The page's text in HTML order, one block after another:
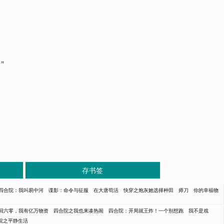
存书签
合院：我叫易中河 谍影：命令与征服 在大唐苟活 快穿之炮灰她选择种田 师刀 你的幸福物
六零，我有亿万物资 四合院之我也来凑热闹 四合院：开局就王炸！一个别想跑
我不是戏
之平静生活